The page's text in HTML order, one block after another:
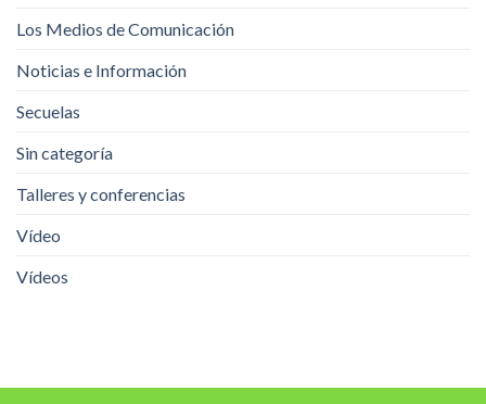
Los Medios de Comunicación
Noticias e Información
Secuelas
Sin categoría
Talleres y conferencias
Vídeo
Vídeos